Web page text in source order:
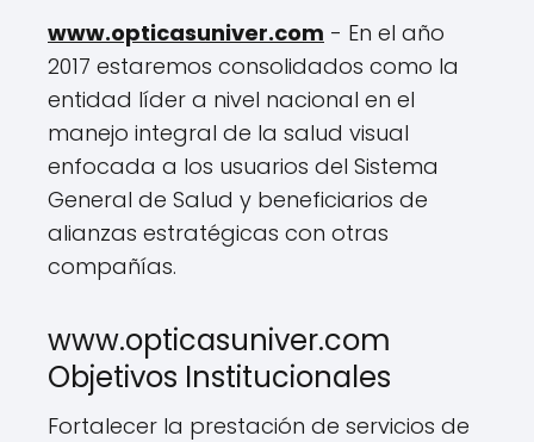
www.opticasuniver.com - En el año
2017 estaremos consolidados como la
entidad líder a nivel nacional en el
manejo integral de la salud visual
enfocada a los usuarios del Sistema
General de Salud y beneficiarios de
alianzas estratégicas con otras
compañías.
www.opticasuniver.com
Objetivos Institucionales
Fortalecer la prestación de servicios de